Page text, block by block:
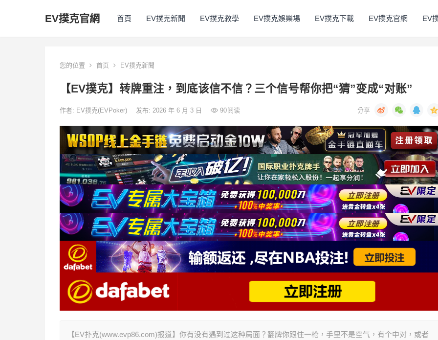
EV撲克官網 首頁 EV撲克新聞 EV撲克教學 EV撲克娛樂場 EV撲克下載 EV撲克官網 EV
您的位置 首页 EV撲克新聞
【EV撲克】转牌重注，到底该信不信？三个信号帮你把“猜”变成“对账”
作者: EV撲克(EVPoker) 发布: 2026 年 6 月 3 日 90阅读
【EV扑克(www.evp86.com)报道】你有没有遇到过这种局面？翻牌你跟住一枪，手里不是空气，有个中对，或者